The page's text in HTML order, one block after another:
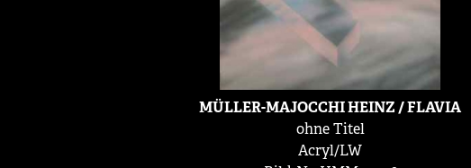
MÜLLER-MAJOCCHI HEINZ / FLAVIA
ohne Titel
Acryl/LW